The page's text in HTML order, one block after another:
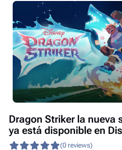
Dragon Striker la nueva
ya está disponible en
(0 reviews)